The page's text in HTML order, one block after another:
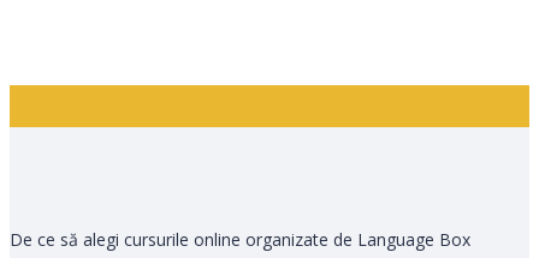
De ce să alegi cursurile online organizate de Language Box